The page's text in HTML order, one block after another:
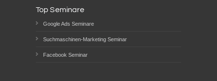
Top Seminare
Google Ads Seminare
Suchmaschinen-Marketing Seminar
Facebook Seminar